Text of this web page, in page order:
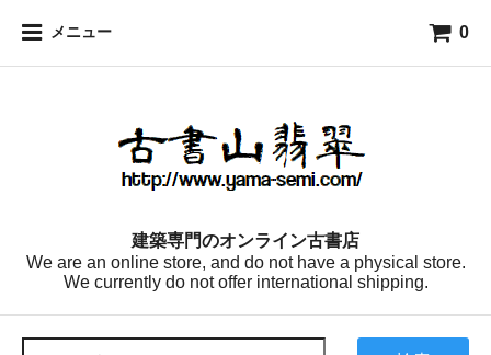
メニュー 0
建築専門のオンライン古書店
We are an online store, and do not have a physical store.
We currently do not offer international shipping.